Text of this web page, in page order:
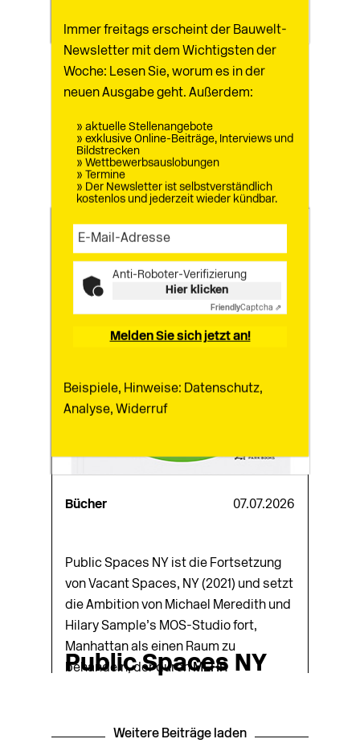
Immer freitags erscheint der Bauwelt-
Newsletter mit dem Wichtigsten der
Woche: Lesen Sie, worum es in der
neuen Ausgabe geht. Außerdem:
» aktuelle Stellenangebote
» exklusive Online-Beiträge, Interviews und
Bildstrecken
» Wettbewerbsauslobungen
» Termine
» Der Newsletter ist selbstverständlich
kostenlos und jederzeit wieder kündbar.
Anti-Roboter-Verifizierung
Hier klicken
FriendlyCaptcha ⇗
Melden Sie sich jetzt an!
Beispiele, Hinweise: Datenschutz,
Analyse, Widerruf
Bücher 07.07.2026
Honolulu
Architecture Guide
Buildings in Hawai’s Capital
Bücher 07.07.2026
Public Spaces NY
Public Spaces NY ist die Fortsetzung
von Vacant Spaces, NY (2021) und setzt
die Ambition von Michael Meredith und
Hilary Sample’s MOS-Studio fort,
Manhattan als einen Raum zu
behandeln, der durchMEHR
Weitere Beiträge laden